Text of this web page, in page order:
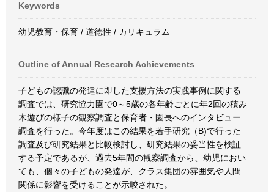
Keywords
幼児教育・保育 / 道徳性 / カリキュラム
Outline of Annual Research Achievements
子どもの認識の発達に即した支援方法の実践事例に関する
調査では、研究協力園で0～5歳の各年齢ごとに年2回の積み
木遊びの様子の観察調査と保育者・園長へのインタビュー
調査を行った。今年度はこの結果を若手研究（B)で行った
調査及び研究結果と比較検討し、研究結果の妥当性を検証
する予定であるが、過去5年間の観察調査から、幼児におい
ても、個々の子どもの発達が、クラス集団の雰囲気や人間
関係に影響を受けることが示唆された。